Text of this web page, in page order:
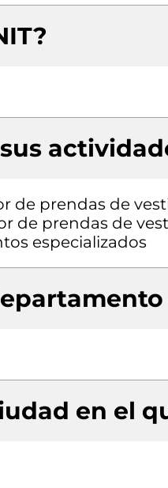
de prendas de
de prendas de
especializados
en el